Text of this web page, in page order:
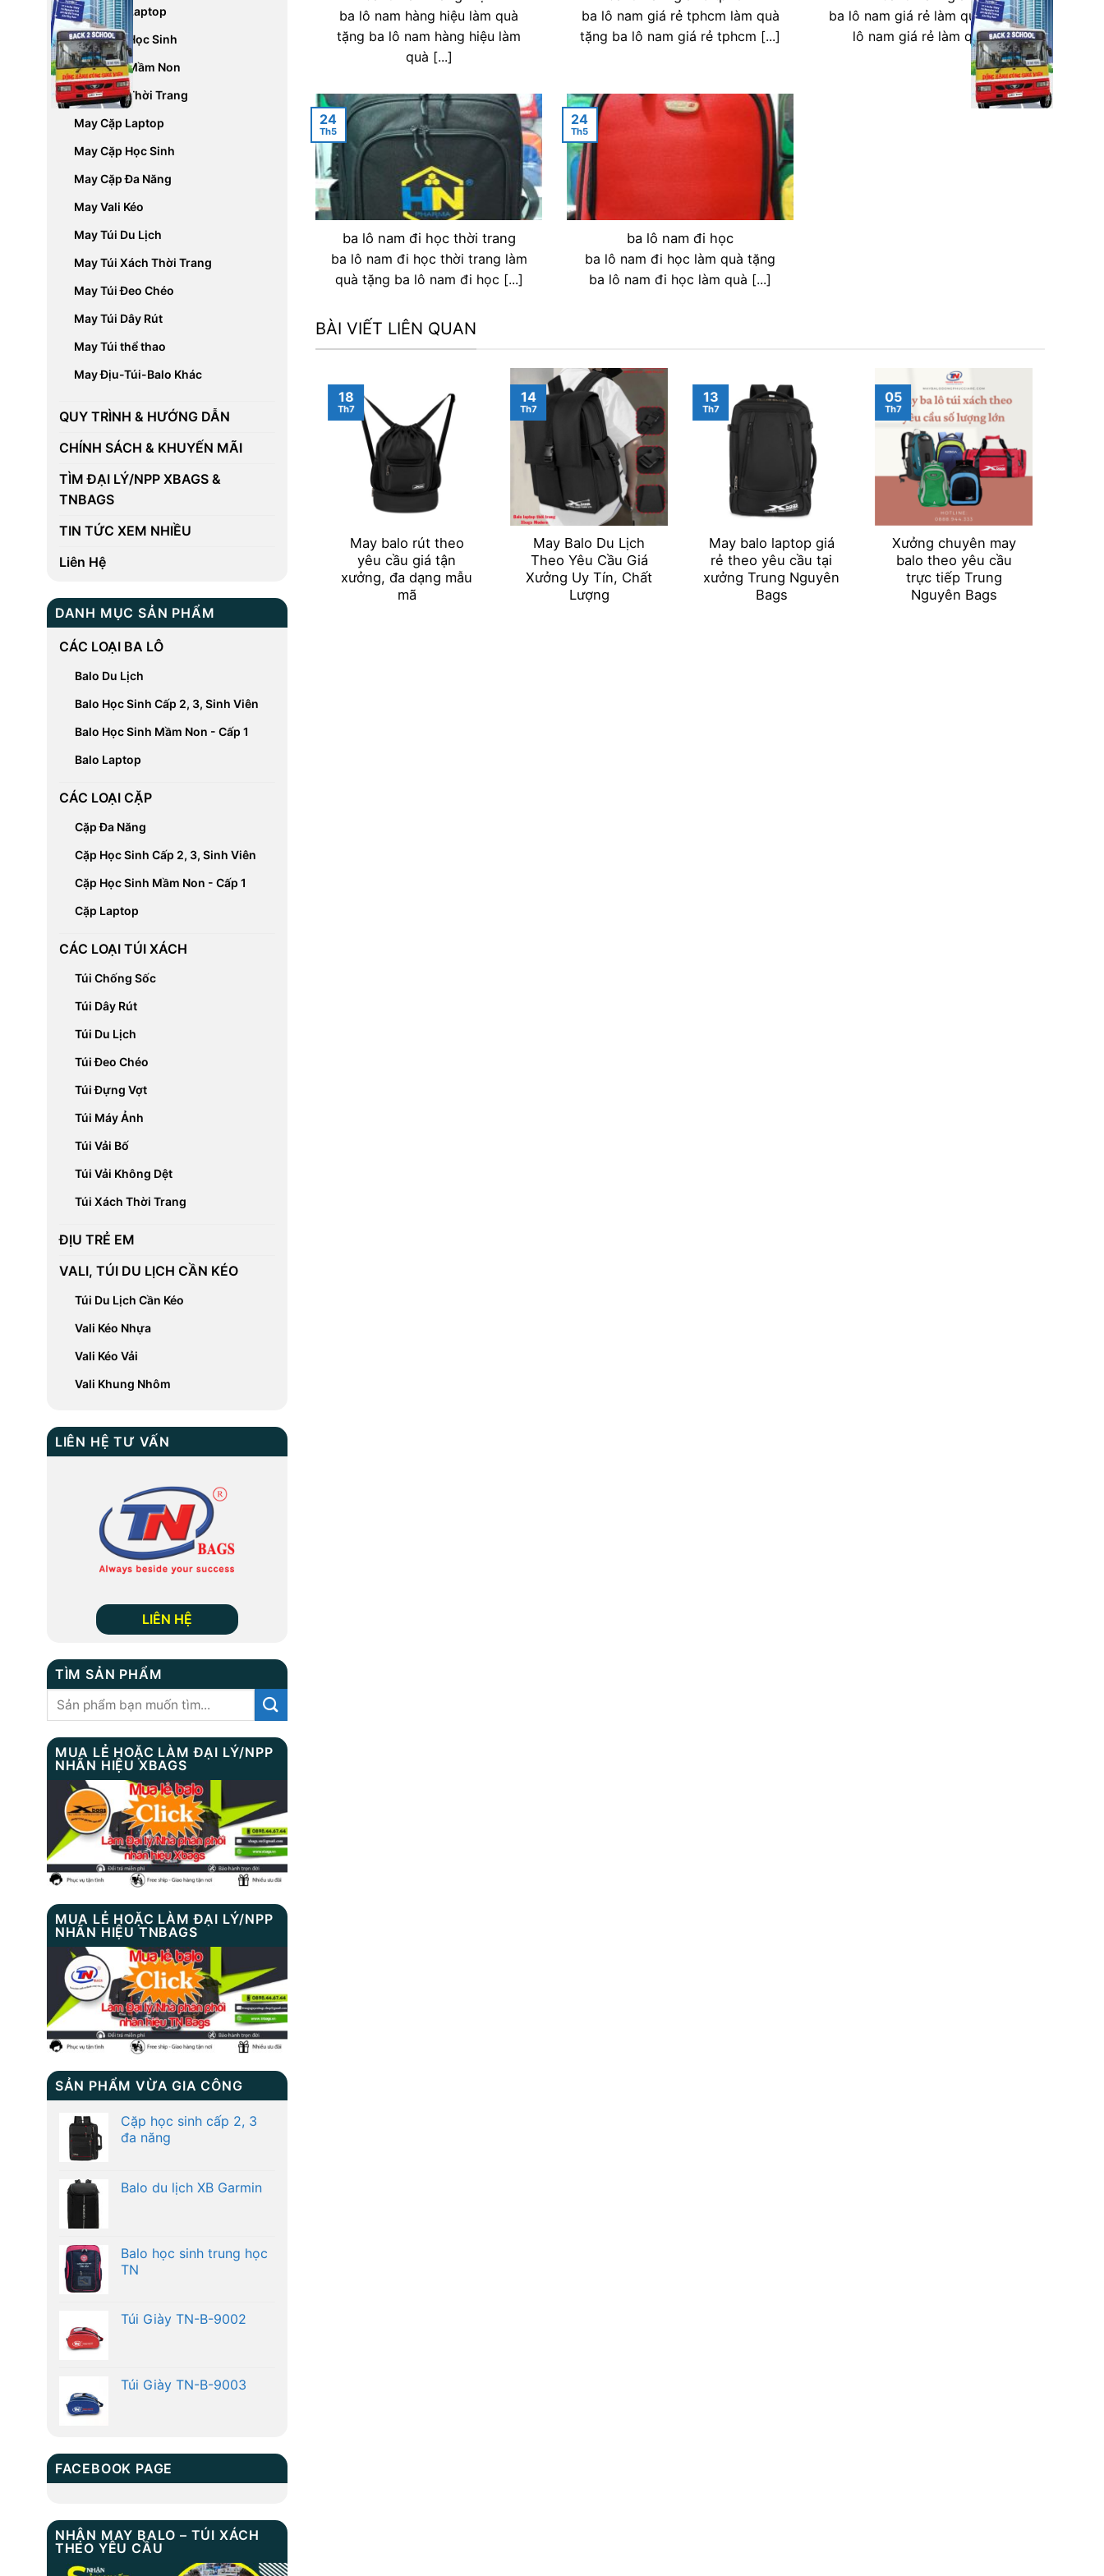
May Balo Laptop
May Balo Học Sinh
May Balo Mầm Non
May Balo Thời Trang
May Cặp Laptop
May Cặp Học Sinh
May Cặp Đa Năng
May Vali Kéo
May Túi Du Lịch
May Túi Xách Thời Trang
May Túi Đeo Chéo
May Túi Dây Rút
May Túi thể thao
May Địu-Túi-Balo Khác
QUY TRÌNH & HƯỚNG DẪN
CHÍNH SÁCH & KHUYẾN MÃI
TÌM ĐẠI LÝ/NPP XBAGS &
TNBAGS
TIN TỨC XEM NHIỀU
Liên Hệ
DANH MỤC SẢN PHẨM
CÁC LOẠI BA LÔ
Balo Du Lịch
Balo Học Sinh Cấp 2, 3, Sinh Viên
Balo Học Sinh Mầm Non - Cấp 1
Balo Laptop
CÁC LOẠI CẶP
Cặp Đa Năng
Cặp Học Sinh Cấp 2, 3, Sinh Viên
Cặp Học Sinh Mầm Non - Cấp 1
Cặp Laptop
CÁC LOẠI TÚI XÁCH
Túi Chống Sốc
Túi Dây Rút
Túi Du Lịch
Túi Đeo Chéo
Túi Đựng Vợt
Túi Máy Ảnh
Túi Vải Bố
Túi Vải Không Dệt
Túi Xách Thời Trang
ĐỊU TRẺ EM
VALI, TÚI DU LỊCH CẦN KÉO
Túi Du Lịch Cần Kéo
Vali Kéo Nhựa
Vali Kéo Vải
Vali Khung Nhôm
LIÊN HỆ TƯ VẤN
LIÊN HỆ
TÌM SẢN PHẨM
Tìm
MUA LẺ HOẶC LÀM ĐẠI LÝ/NPP
NHÃN HIỆU XBAGS
MUA LẺ HOẶC LÀM ĐẠI LÝ/NPP
NHÃN HIỆU TNBAGS
SẢN PHẨM VỪA GIA CÔNG
Cặp học sinh cấp 2, 3
đa năng
Balo du lịch XB Garmin
Balo học sinh trung học
TN
Túi Giày TN-B-9002
Túi Giày TN-B-9003
FACEBOOK PAGE
NHẬN MAY BALO – TÚI XÁCH
THEO YÊU CẦU
ba lô nam hàng hiệu làm quà
tặng ba lô nam hàng hiệu làm
quà [...]
ba lô nam giá rẻ tphcm làm quà
tặng ba lô nam giá rẻ tphcm [...]
ba lô nam giá rẻ làm quà tặng ba
lô nam giá rẻ làm quà [...]
ba lô nam đi học thời trang
ba lô nam đi học thời trang làm
quà tặng ba lô nam đi học [...]
24
Th5
ba lô nam đi học
ba lô nam đi học làm quà tặng
ba lô nam đi học làm quà [...]
24
Th5
BÀI VIẾT LIÊN QUAN
May balo rút theo
yêu cầu giá tận
xưởng, đa dạng mẫu
mã
18
Th7
May Balo Du Lịch
Theo Yêu Cầu Giá
Xưởng Uy Tín, Chất
Lượng
14
Th7
May balo laptop giá
rẻ theo yêu cầu tại
xưởng Trung Nguyên
Bags
13
Th7
Xưởng chuyên may
balo theo yêu cầu
trực tiếp Trung
Nguyên Bags
05
Th7